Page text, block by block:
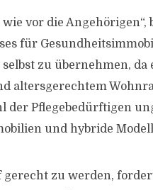
vor die
für
zu übernehmen,
altersgerechtem
der Pflegebedürftigen
und hybride
gerecht zu werden,